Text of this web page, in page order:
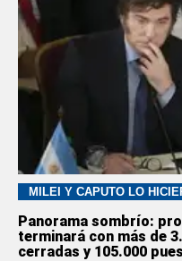
MILEI Y CAPUTO LO
Panorama sombrío:
terminará con más de
cerradas y 105.000